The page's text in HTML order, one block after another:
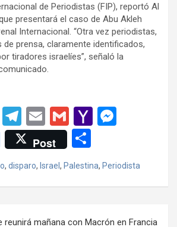
de Periodistas (FIP), reportó Al
presentará el caso de Abu Akleh
Internacional. “Otra vez periodistas,
prensa, claramente identificados,
tiradores israelíes”, señaló la
W T
el
e
gr
a
E
m
ail
G
m
ail
Y
o
o
n
g
Post
m
ar
, disparo, Israel , Palestina, Periodista
reunirá mañana con Macrón en Francia